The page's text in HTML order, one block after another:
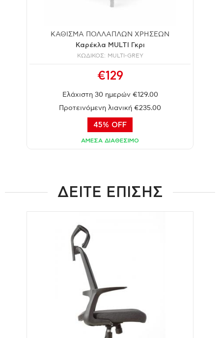
ΚΑΘΙΣΜΑ ΠΟΛΛΑΠΛΩΝ ΧΡΗΣΕΩΝ
Καρέκλα MULTI Γκρι
ΚΩΔΙΚΟΣ: MULTI-GREY
€129
Ελάχιστη 30 ημερών €129.00
Προτεινόμενη λιανική €235.00
45% OFF
ΑΜΕΣΑ ΔΙΑΘΕΣΙΜΟ
ΔΕΙΤΕ ΕΠΙΣΗΣ